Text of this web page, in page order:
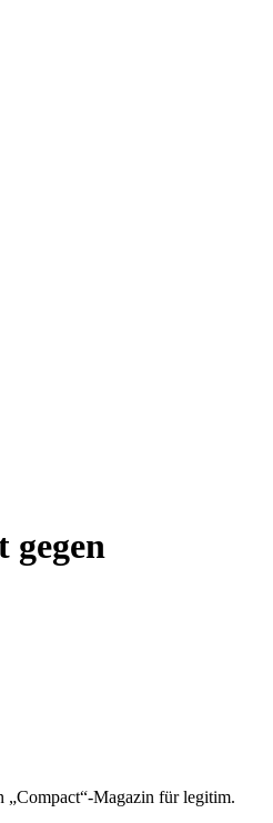
„Compact“-Magazin für legitim.